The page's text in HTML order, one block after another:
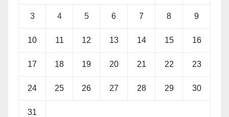
3 4 5 6 7 8 9
10 11 12 13 14 15 16
17 18 19 20 21 22 23
24 25 26 27 28 29 30
31